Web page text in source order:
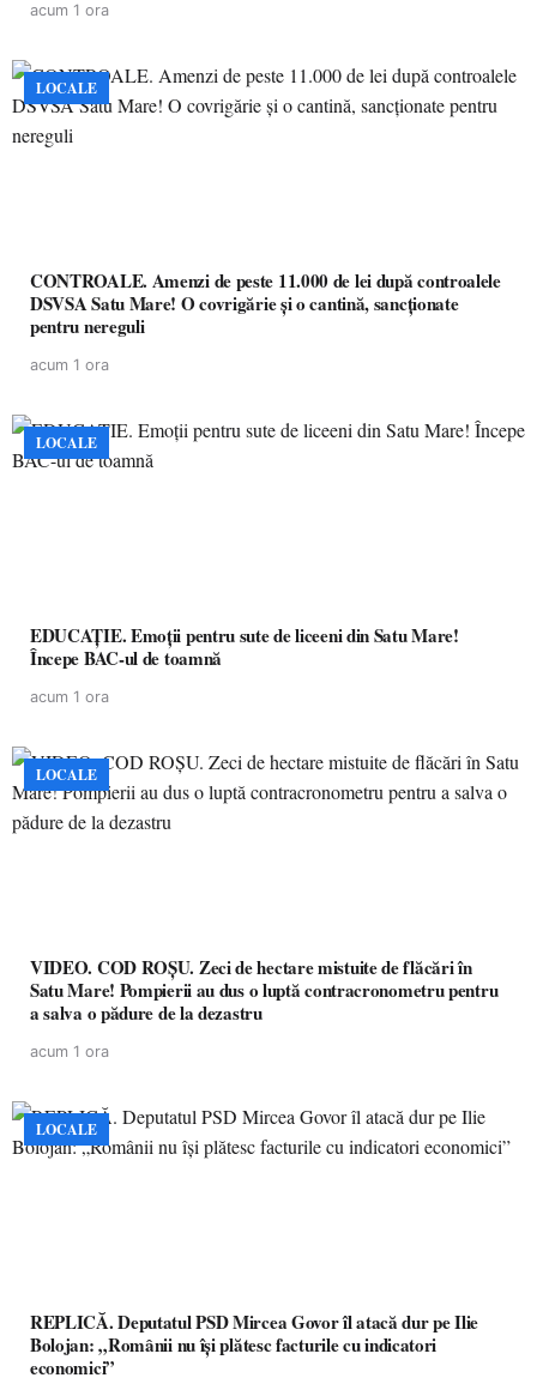
acum 1 ora
LOCALE
CONTROALE. Amenzi de peste 11.000 de lei după controalele
DSVSA Satu Mare! O covrigărie și o cantină, sancționate
pentru nereguli
acum 1 ora
LOCALE
EDUCAȚIE. Emoții pentru sute de liceeni din Satu Mare!
Începe BAC-ul de toamnă
acum 1 ora
LOCALE
VIDEO. COD ROȘU. Zeci de hectare mistuite de flăcări în
Satu Mare! Pompierii au dus o luptă contracronometru pentru
a salva o pădure de la dezastru
acum 1 ora
LOCALE
REPLICĂ. Deputatul PSD Mircea Govor îl atacă dur pe Ilie
Bolojan: „Românii nu își plătesc facturile cu indicatori
economici”